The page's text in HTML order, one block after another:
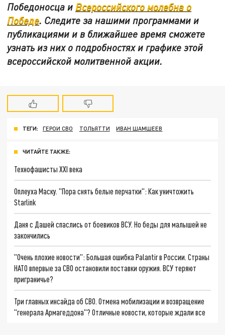
Победоносца и Всероссийского молебна о
Победе. Следите за нашими программами и
публикациями и в ближайшее время сможете
узнать из них о подробностях и графике этой
всероссийской молитвенной акции.
ТЕГИ: ГЕРОИ СВО ТОЛЬЯТТИ ИВАН ШАМШЕЕВ
ЧИТАЙТЕ ТАКЖЕ:
Технофашисты XXI века
Оплеуха Маску. "Пора снять белые перчатки": Как уничтожить
Starlink
Даня с Дашей спаслись от боевиков ВСУ. Но беды для малышей не
закончились
"Очень плохие новости": Большая ошибка Palantir в России. Страны
НАТО впервые за СВО остановили поставки оружия. ВСУ теряют
приграничье?
Три главных инсайда об СВО. Отмена мобилизации и возвращение
"генерала Армагеддона"? Отличные новости, которые ждали все